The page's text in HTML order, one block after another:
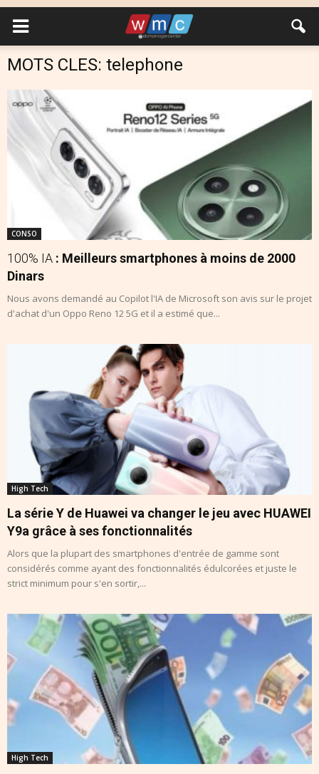
MOTS CLES: telephone
CONSO
100% IA : Meilleurs smartphones à moins de 2000
Dinars
Nous avons demandé au Copilot l'IA de Microsoft son avis sur le projet
d'achat d'un Oppo Reno 12 5G et il a estimé que...
High Tech
La série Y de Huawei va changer le jeu avec HUAWEI
Y9a grâce à ses fonctionnalités
Alors que la plupart des smartphones d'entrée de gamme sont
considérés comme ayant des fonctionnalités édulcorées et juste le
strict minimum pour s'en sortir,...
High Tech